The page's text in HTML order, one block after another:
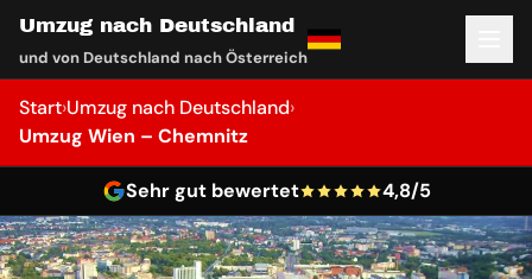
Umzug nach Deutschland
und von Deutschland nach Österreich
Start›Umzug nach Deutschland›
Umzug Wien – Chemnitz
Sehr gut bewertet 4,8/5